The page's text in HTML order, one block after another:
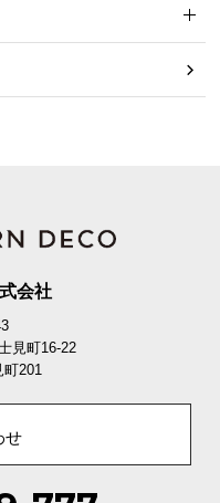
うに、脚裏に装着で
した。
会社
見町16-22
町201
せ